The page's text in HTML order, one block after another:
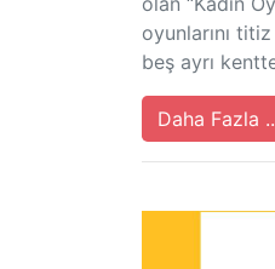
oyunlarını
beş ayrı
Daha Fazla